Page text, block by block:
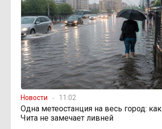
легализует топливо стандарта
«Евро-2»
12:33, 6 августа Власти: Забайкалье
переживает туристический бум
11:05, 6 августа «В большинстве
регионов индексация прошла с 1
января»: почему Забайкалье
задержало повышение зарплат
Новости 11:02
Одна метеостанция на весь город: как
Чита не замечает ливней